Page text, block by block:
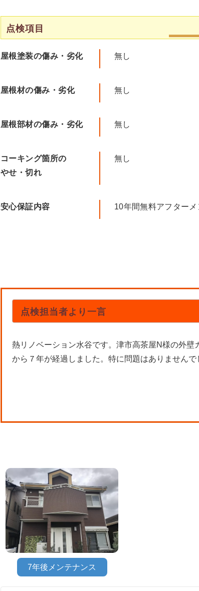
点検項目
屋根塗装の傷み・劣化 無し
屋根材の傷み・劣化 無し
屋根部材の傷み・劣化 無し
コーキング箇所の
やせ・切れ
無し
安心保証内容 10年間無料アフターメ
点検担当者より一言
熱リノベーション水谷です。津市高茶屋N様の外壁
から７年が経過しました。特に問題はありませんで
7年後メンテナンス